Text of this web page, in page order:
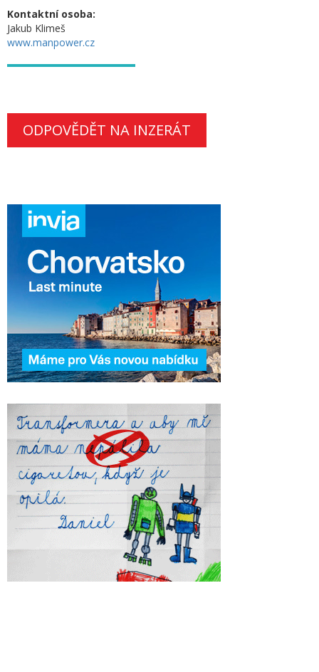
Kontaktní osoba:
Jakub Klimeš
www.manpower.cz
ODPOVĚDĚT NA INZERÁT